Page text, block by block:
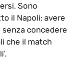
Sono
il Napoli: avere
concedere
che il match